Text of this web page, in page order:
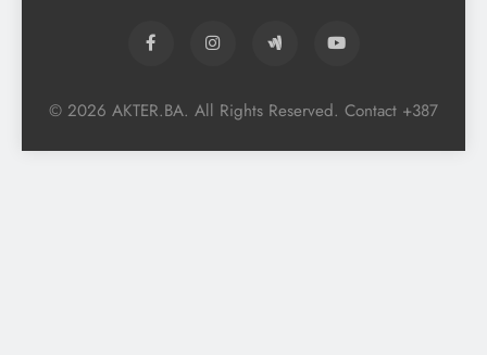
© 2026 AKTER.BA. All Rights Reserved. Contact +387